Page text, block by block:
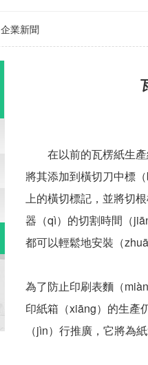
企業新聞
在以前的瓦楞紙生產
將其添加到橫切刀中標
上的橫切標記，並將切
器（qì）的切割時間（
都可以輕鬆地安裝（
為了防止印刷表麵（
印紙箱（xiāng）的生產
（jìn）行推廣，它將為